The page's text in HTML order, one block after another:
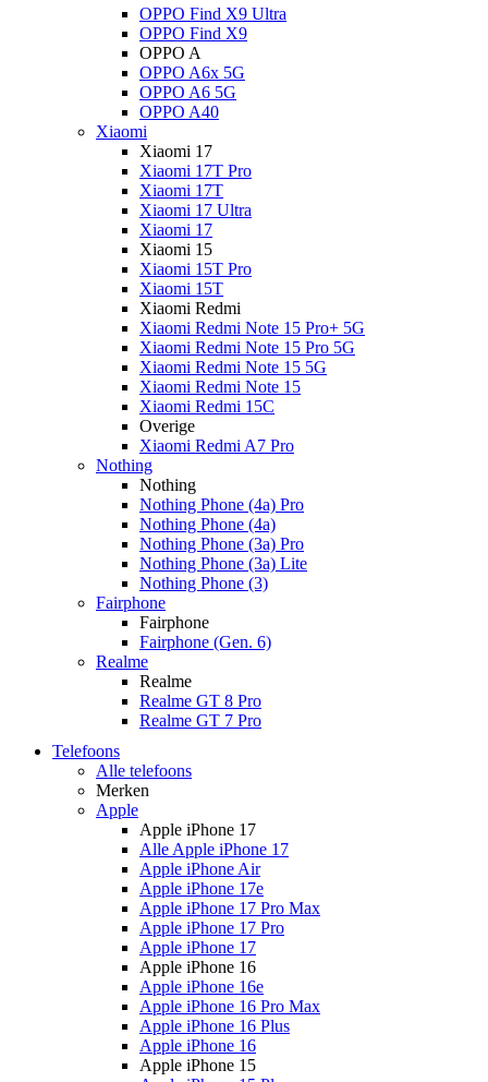
OPPO Find X9 Ultra
OPPO Find X9
OPPO A
OPPO A6x 5G
OPPO A6 5G
OPPO A40
Xiaomi
Xiaomi 17
Xiaomi 17T Pro
Xiaomi 17T
Xiaomi 17 Ultra
Xiaomi 17
Xiaomi 15
Xiaomi 15T Pro
Xiaomi 15T
Xiaomi Redmi
Xiaomi Redmi Note 15 Pro+ 5G
Xiaomi Redmi Note 15 Pro 5G
Xiaomi Redmi Note 15 5G
Xiaomi Redmi Note 15
Xiaomi Redmi 15C
Overige
Xiaomi Redmi A7 Pro
Nothing
Nothing
Nothing Phone (4a) Pro
Nothing Phone (4a)
Nothing Phone (3a) Pro
Nothing Phone (3a) Lite
Nothing Phone (3)
Fairphone
Fairphone
Fairphone (Gen. 6)
Realme
Realme
Realme GT 8 Pro
Realme GT 7 Pro
Telefoons
Alle telefoons
Merken
Apple
Apple iPhone 17
Alle Apple iPhone 17
Apple iPhone Air
Apple iPhone 17e
Apple iPhone 17 Pro Max
Apple iPhone 17 Pro
Apple iPhone 17
Apple iPhone 16
Apple iPhone 16e
Apple iPhone 16 Pro Max
Apple iPhone 16 Plus
Apple iPhone 16
Apple iPhone 15